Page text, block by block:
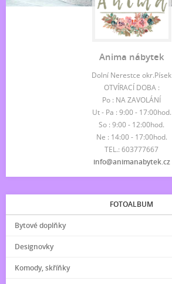
Anima nábytek
Dolní Nerestce okr.Písek
OTVÍRACÍ DOBA :
Po : NA ZAVOLÁNÍ
Ut - Pa : 9:00 - 17:00hod.
So : 9:00 - 12:00hod.
Ne : 14:00 - 17:00hod.
TEL.: 603777667
info@animanabytek.cz
FOTOALBUM
Bytové doplňky
Designovky
Komody, skříňky